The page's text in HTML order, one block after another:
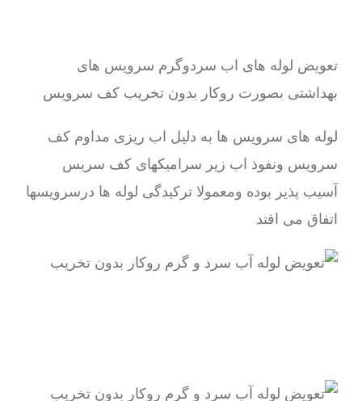
تعویض لوله های اب سردوگرم سرویس های
بهداشتی بصورت روکار بدون تخریب کف سرویس
لوله های سرویس ها به دلیل اب ریزی مداوم کف
سرویس ونفوذ اب زیر سرامیکهای کف سریس
آسیب پذیر بوده ومعمولا ترکیدگی لوله ها درسرویسها
اتفاق می افتد